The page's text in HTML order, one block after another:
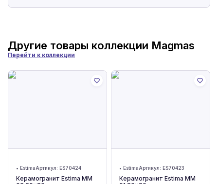
Другие товары коллекции Magmas
Перейти к коллекции
• EstimaАртикул: ES70424
Керамогранит Estima MM
• EstimaАртикул: ES70423
Керамогранит Estima MM